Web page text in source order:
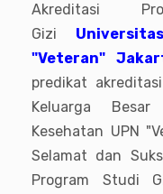
Akreditasi
Gizi
"Veteran"
predikat akreditasi
Keluarga
Kesehatan UPN
Selamat dan
Program Studi